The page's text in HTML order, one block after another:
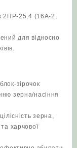
2ПР-25,4 (16А-2,
для відносно
зірочок
зерна/насіння
зерна,
харчової